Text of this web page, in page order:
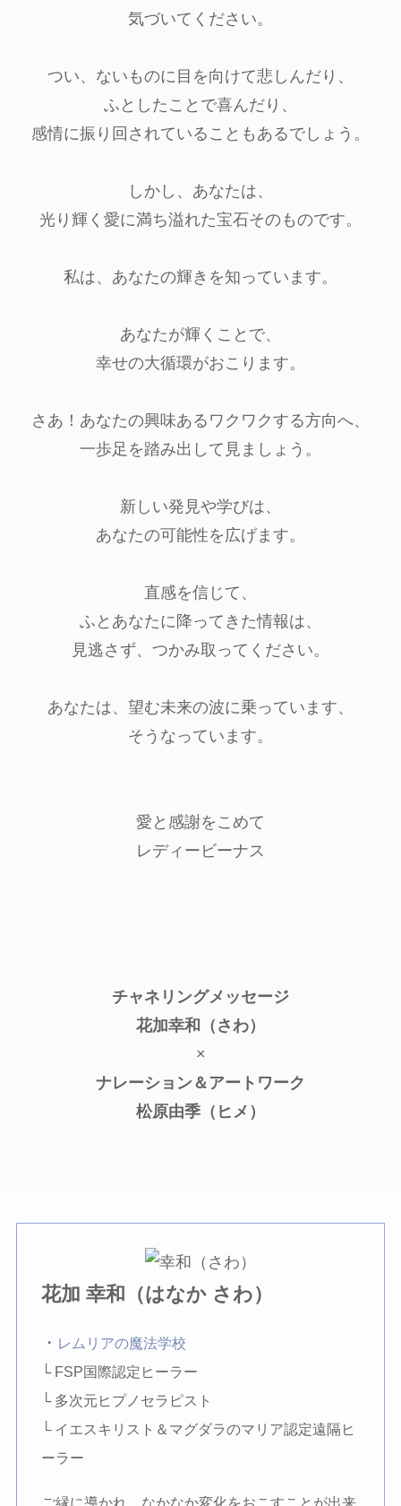
気づいてください。
つい、ないものに目を向けて悲しんだり、
ふとしたことで喜んだり、
感情に振り回されていることもあるでしょう。
しかし、あなたは、
光り輝く愛に満ち溢れた宝石そのものです。
私は、あなたの輝きを知っています。
あなたが輝くことで、
幸せの大循環がおこります。
さあ！あなたの興味あるワクワクする方向へ、
一歩足を踏み出して見ましょう。
新しい発見や学びは、
あなたの可能性を広げます。
直感を信じて、
ふとあなたに降ってきた情報は、
見逃さず、つかみ取ってください。
あなたは、望む未来の波に乗っています、
そうなっています。
愛と感謝をこめて
レディービーナス
チャネリングメッセージ
花加幸和（さわ）
×
ナレーション＆アートワーク
松原由季（ヒメ）
花加 幸和（はなか さわ）
・ レムリアの魔法学校
└ FSP国際認定ヒーラー
└ 多次元ヒプノセラピスト
└ イエスキリスト＆マグダラのマリア認定遠隔ヒ
ーラー
ご縁に導かれ、なかなか変化をおこすことが出来